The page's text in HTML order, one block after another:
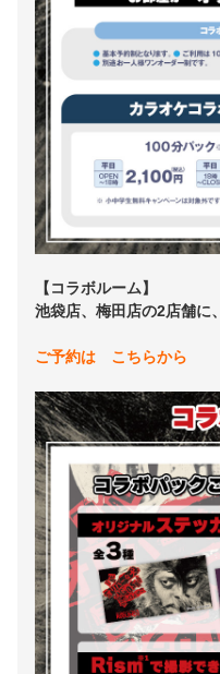
【コラボルーム】
池袋店、梅田店の2店舗に
ご予約は こちらから